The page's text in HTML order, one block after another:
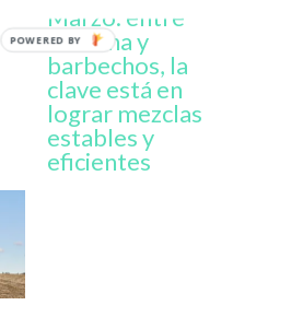
Marzo: entre
cosecha y
barbechos, la
clave está en
lograr mezclas
estables y
eficientes